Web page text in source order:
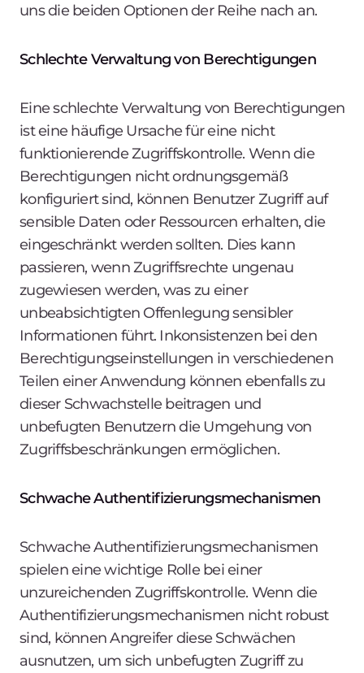
uns die beiden Optionen der Reihe nach an.
Schlechte Verwaltung von Berechtigungen
Eine schlechte Verwaltung von Berechtigungen
ist eine häufige Ursache für eine nicht
funktionierende Zugriffskontrolle. Wenn die
Berechtigungen nicht ordnungsgemäß
konfiguriert sind, können Benutzer Zugriff auf
sensible Daten oder Ressourcen erhalten, die
eingeschränkt werden sollten. Dies kann
passieren, wenn Zugriffsrechte ungenau
zugewiesen werden, was zu einer
unbeabsichtigten Offenlegung sensibler
Informationen führt. Inkonsistenzen bei den
Berechtigungseinstellungen in verschiedenen
Teilen einer Anwendung können ebenfalls zu
dieser Schwachstelle beitragen und
unbefugten Benutzern die Umgehung von
Zugriffsbeschränkungen ermöglichen.
Schwache Authentifizierungsmechanismen
Schwache Authentifizierungsmechanismen
spielen eine wichtige Rolle bei einer
unzureichenden Zugriffskontrolle. Wenn die
Authentifizierungsmechanismen nicht robust
sind, können Angreifer diese Schwächen
ausnutzen, um sich unbefugten Zugriff zu